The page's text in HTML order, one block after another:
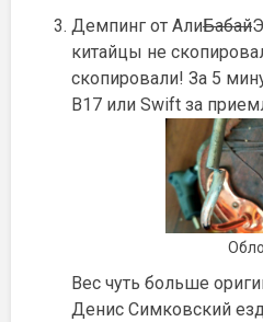
Демпинг от АлиБабай
китайцы не
скопировали! За 5
B17 или Swift за
Вес чуть больше
Денис Симковский